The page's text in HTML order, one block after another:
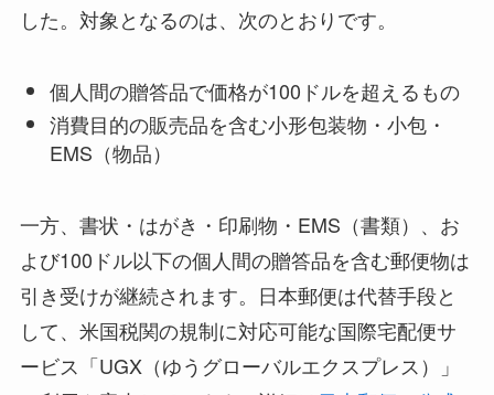
した。対象となるのは、次のとおりです。
個人間の贈答品で価格が100ドルを超えるもの
消費目的の販売品を含む小形包装物・小包・
EMS（物品）
一方、書状・はがき・印刷物・EMS（書類）、お
よび100ドル以下の個人間の贈答品を含む郵便物は
引き受けが継続されます。日本郵便は代替手段と
して、米国税関の規制に対応可能な国際宅配便サ
ービス「UGX（ゆうグローバルエクスプレス）」